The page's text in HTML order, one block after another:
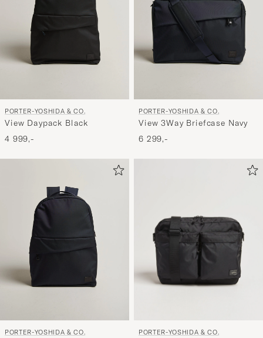
PORTER-YOSHIDA & CO.
View Daypack Black
4 999,-
PORTER-YOSHIDA & CO.
View 3Way Briefcase Navy
6 299,-
PORTER-YOSHIDA & CO. PORTER-YOSHIDA & CO.